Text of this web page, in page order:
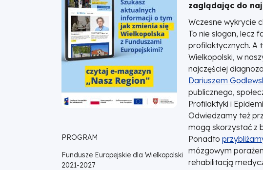
Fundusze
Europejskie
Wielkopolski
PROGRAM
Fundusze Europejskie dla Wielkopolski
2021-2027
zaglądając do
Wczesne wykrycie
To nie slogan, lecz
profilaktycznych. A
Wielkopolski, w
najczęściej
Dariuszem
publicznego,
Profilaktyki i
Odwiedzamy też
mogą skorzystać z
Ponadto
mózgowym
rehabilitacją